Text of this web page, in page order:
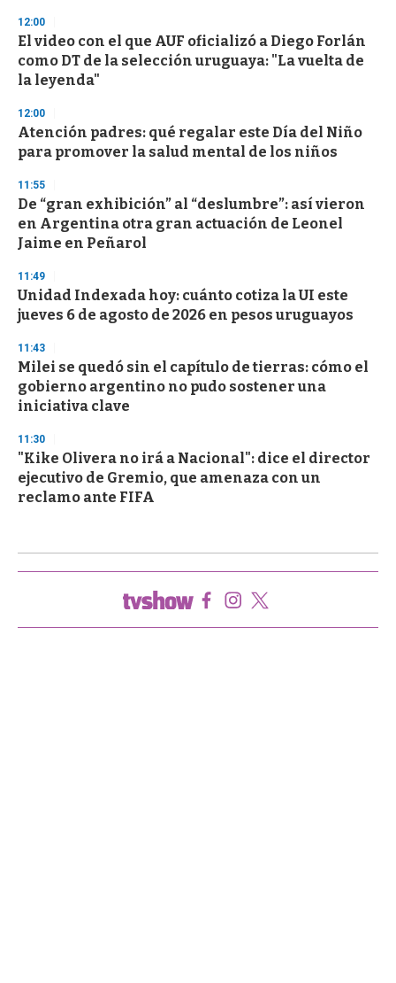
d
s
12:00
El video con el que AUF oficializó a Diego Forlán
como DT de la selección uruguaya: "La vuelta de
la leyenda"
12:00
Atención padres: qué regalar este Día del Niño
para promover la salud mental de los niños
11:55
De “gran exhibición” al “deslumbre”: así vieron
en Argentina otra gran actuación de Leonel
Jaime en Peñarol
11:49
Unidad Indexada hoy: cuánto cotiza la UI este
jueves 6 de agosto de 2026 en pesos uruguayos
11:43
Milei se quedó sin el capítulo de tierras: cómo el
gobierno argentino no pudo sostener una
iniciativa clave
11:30
"Kike Olivera no irá a Nacional": dice el director
ejecutivo de Gremio, que amenaza con un
reclamo ante FIFA